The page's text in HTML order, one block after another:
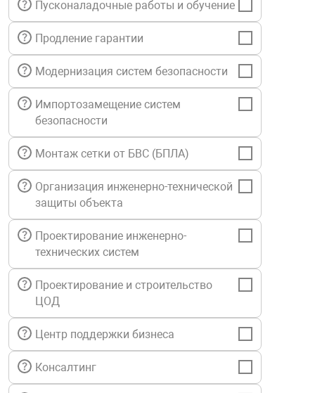
управления
и аналитики
объектов
периметра
и экипировка
техника
автомобили
Пусконаладочные работы и обучение
Продление гарантии
Модернизация систем безопасности
Импортозамещение систем
безопасности
Монтаж сетки от БВС (БПЛА)
Организация инженерно-технической
защиты объекта
Проектирование инженерно-
технических систем
Проектирование и строительство
ЦОД
Центр поддержки бизнеса
Консалтинг